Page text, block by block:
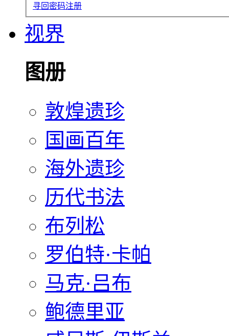
寻回密码注册
视界
图册
敦煌遗珍
国画百年
海外遗珍
历代书法
布列松
罗伯特·卡帕
马克·吕布
鲍德里亚